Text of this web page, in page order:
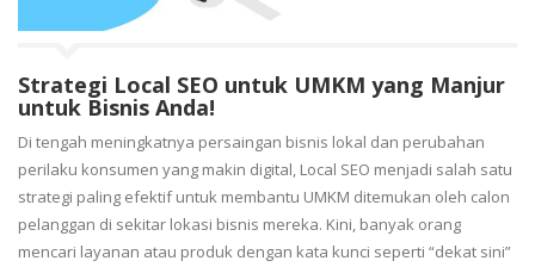
Strategi Local SEO untuk UMKM yang Manjur
untuk Bisnis Anda!
Di tengah meningkatnya persaingan bisnis lokal dan perubahan
perilaku konsumen yang makin digital, Local SEO menjadi salah satu
strategi paling efektif untuk membantu UMKM ditemukan oleh calon
pelanggan di sekitar lokasi bisnis mereka. Kini, banyak orang
mencari layanan atau produk dengan kata kunci seperti “dekat sini”